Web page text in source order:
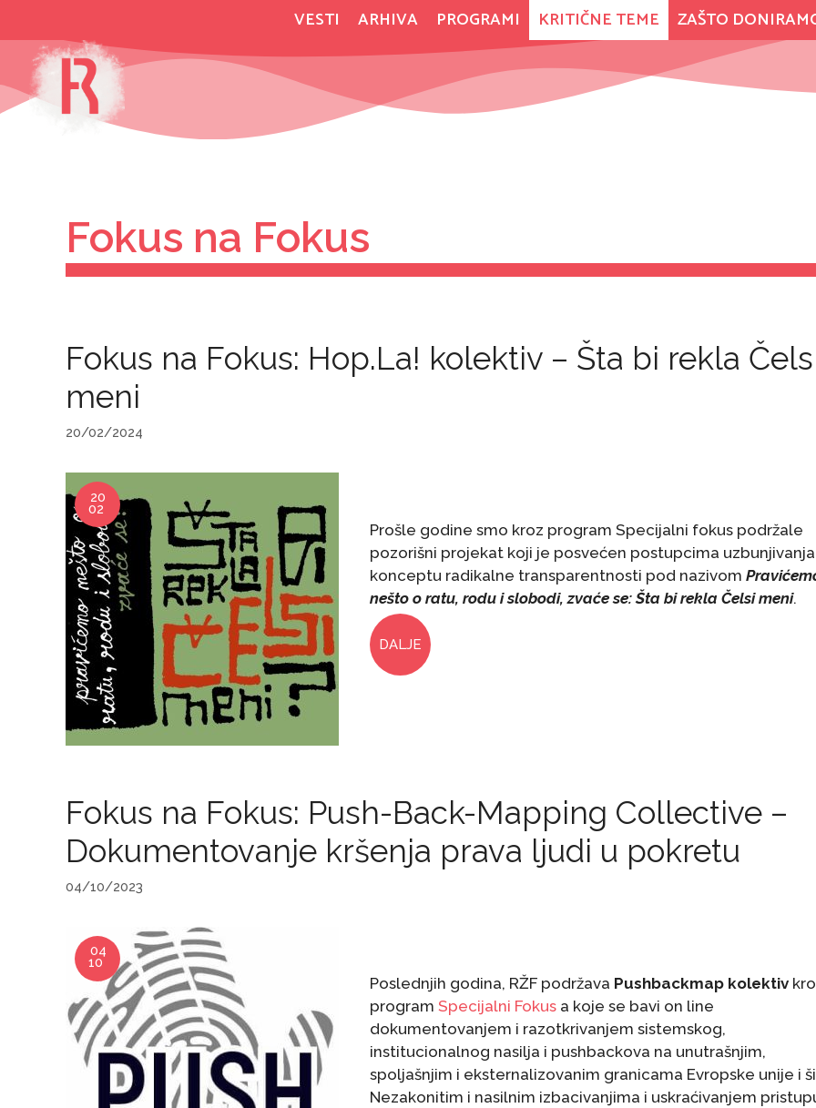
content
VESTI ARHIVA PROGRAMI KRITIČNE TEME ZAŠTO
Fokus na Fokus
Fokus na Fokus: Hop.La! kolektiv – Šta bi rekla
meni
20/02/2024
20
02
Prošle godine smo kroz program Specijalni fokus podržale
pozorišni projekat koji je posvećen postupcima
konceptu radikalne transparentnosti pod nazivom
nešto o ratu, rodu i slobodi, zvaće se: Šta bi rekla Čelsi meni.
DALJE
Fokus na Fokus: Push-Back-Mapping Collective –
Dokumentovanje kršenja prava ljudi u pokretu
04/10/2023
04
10
Poslednjih godina, RŽF podržava Pushbackmap kolektiv
program Specijalni Fokus a koje se bavi on line
dokumentovanjem i razotkrivanjem sistemskog,
institucionalnog nasilja i pushbackova na unutrašnjim,
spoljašnjim i eksternalizovanim granicama Evropske unije i
Nezakonitim i nasilnim izbacivanjima i uskraćivanjem